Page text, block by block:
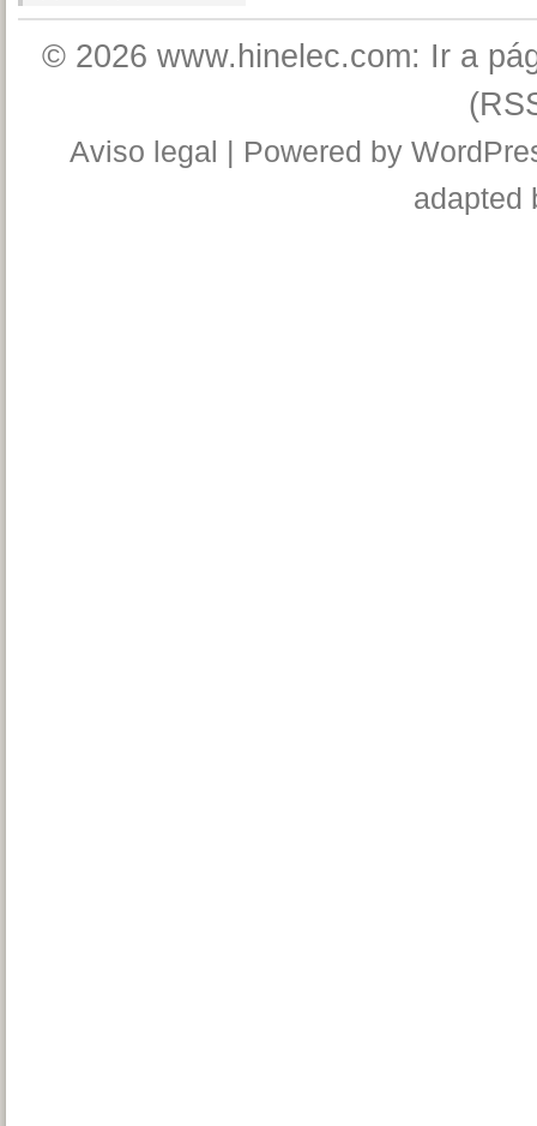
© 2026 www.hinelec.com: Ir a
Aviso legal | Powered by
adapted